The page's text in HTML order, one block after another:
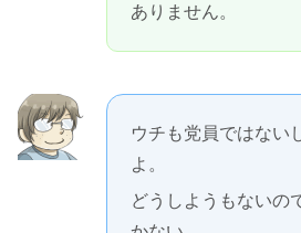
ありません。
ウチも党員ではない
よ。
どうしようもないの